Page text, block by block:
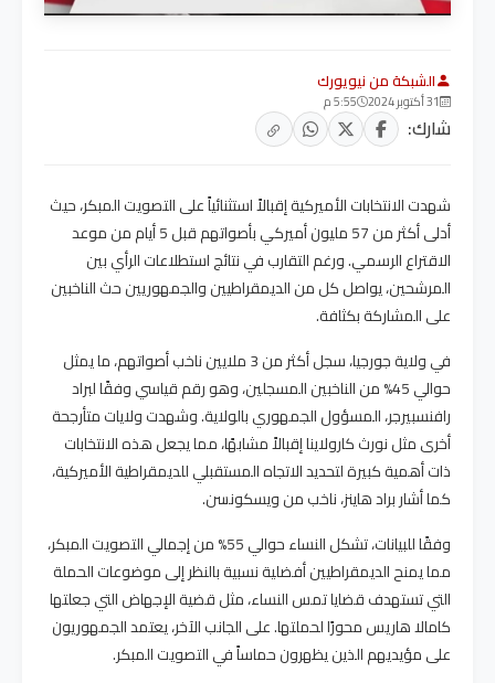
الشبكة من نيويورك
31 أكتوبر 2024 5:55 م
شارك:
شهدت الانتخابات الأميركية إقبالاً استثنائياً على التصويت المبكر، حيث
أدلى أكثر من 57 مليون أميركي بأصواتهم قبل 5 أيام من موعد
الاقتراع الرسمي. ورغم التقارب في نتائج استطلاعات الرأي بين
المرشحين، يواصل كل من الديمقراطيين والجمهوريين حث الناخبين
على المشاركة بكثافة.
في ولاية جورجيا، سجل أكثر من 3 ملايين ناخب أصواتهم، ما يمثل
حوالي 45% من الناخبين المسجلين، وهو رقم قياسي وفقًا لبراد
رافنسبيرجر، المسؤول الجمهوري بالولاية. وشهدت ولايات متأرجحة
أخرى مثل نورث كارولاينا إقبالاً مشابهًا، مما يجعل هذه الانتخابات
ذات أهمية كبيرة لتحديد الاتجاه المستقبلي للديمقراطية الأميركية،
كما أشار براد هاينز، ناخب من ويسكونسن.
وفقًا للبيانات، تشكل النساء حوالي 55% من إجمالي التصويت المبكر،
مما يمنح الديمقراطيين أفضلية نسبية بالنظر إلى موضوعات الحملة
التي تستهدف قضايا تمس النساء، مثل قضية الإجهاض التي جعلتها
كامالا هاريس محورًا لحملتها. على الجانب الآخر، يعتمد الجمهوريون
على مؤيديهم الذين يظهرون حماساً في التصويت المبكر.